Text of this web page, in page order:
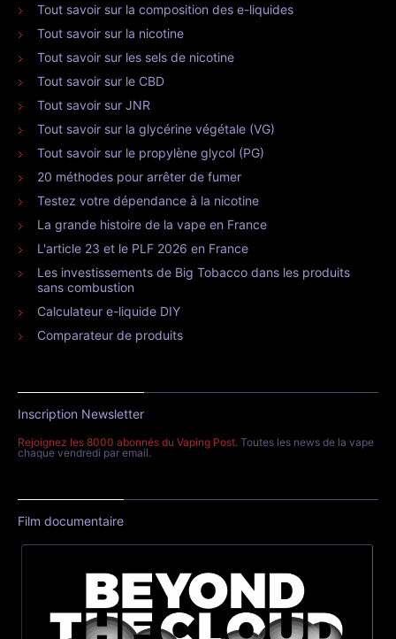
Tout savoir sur la composition des e-liquides
Tout savoir sur la nicotine
Tout savoir sur les sels de nicotine
Tout savoir sur le CBD
Tout savoir sur JNR
Tout savoir sur la glycérine végétale (VG)
Tout savoir sur le propylène glycol (PG)
20 méthodes pour arrêter de fumer
Testez votre dépendance à la nicotine
La grande histoire de la vape en France
L'article 23 et le PLF 2026 en France
Les investissements de Big Tobacco dans les produits
sans combustion
Calculateur e-liquide DIY
Comparateur de produits
Inscription Newsletter
Rejoignez les 8000 abonnés du Vaping Post. Toutes les news de la vape
chaque vendredi par email.
Film documentaire